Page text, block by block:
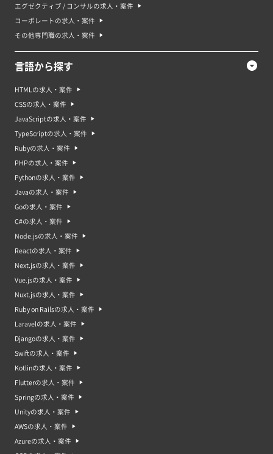
エグゼクティブ / コンサルの求人・案件
コーポレートの求人・案件
その他専門職の求人・案件
言語から探す
HTMLの求人・案件
CSSの求人・案件
JavaScriptの求人・案件
TypeScriptの求人・案件
Rubyの求人・案件
PHPの求人・案件
Pythonの求人・案件
Javaの求人・案件
Goの求人・案件
C#の求人・案件
Node.jsの求人・案件
Reactの求人・案件
Next.jsの求人・案件
Vue.jsの求人・案件
Nuxt.jsの求人・案件
Ruby on Railsの求人・案件
Laravelの求人・案件
Djangoの求人・案件
Swiftの求人・案件
Kotlinの求人・案件
Flutterの求人・案件
Springの求人・案件
Unityの求人・案件
AWSの求人・案件
Azureの求人・案件